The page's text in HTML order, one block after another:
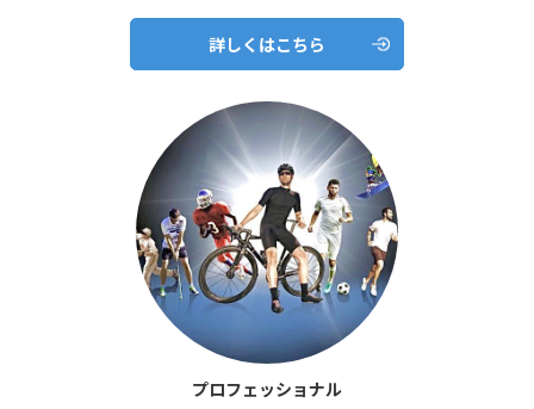
詳しくはこちら
プロフェッショナル